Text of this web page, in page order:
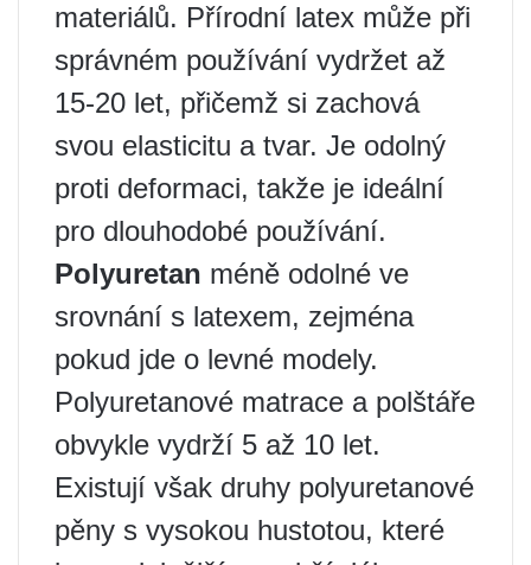
materiálů. Přírodní latex může při
správném používání vydržet až
15-20 let, přičemž si zachová
svou elasticitu a tvar. Je odolný
proti deformaci, takže je ideální
pro dlouhodobé používání.
Polyuretan méně odolné ve
srovnání s latexem, zejména
pokud jde o levné modely.
Polyuretanové matrace a polštáře
obvykle vydrží 5 až 10 let.
Existují však druhy polyuretanové
pěny s vysokou hustotou, které